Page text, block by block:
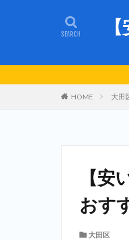
HOME 大田
【
おす
大田区